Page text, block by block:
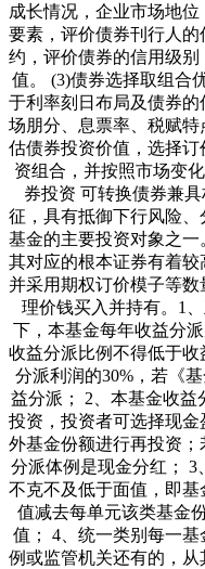
成长情况，企业市场地
要素，评价债券刊行人
约，评价债券的信用级
值。 (3)债券选择取组合
于利率刻日布局及债券
场朋分、息票率、税赋
估债券投资价值，选择
资组合，并按照市场变
券投资 可转换债券兼
征，具有抵御下行风险
基金的主要投资对象之一
其对应的根本证券有着较
并采用期权订价模子等
理价钱买入并持有。1
下，本基金每年收益分
收益分派比例不得低于
分派利润的30%，若《
益分派； 2、本基金收
投资，投资者可选择现
外基金份额进行再投资
分派体例是现金分红；
不克不及低于面值，即
值减去每单元该类基金
值； 4、统一类别每一
例或监管机关还有的，